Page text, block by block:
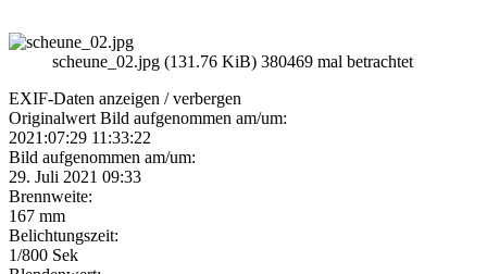
scheune_02.jpg (131.76 KiB) 380469 mal betrachtet
EXIF-Daten anzeigen / verbergen
Originalwert Bild aufgenommen am/um:
2021:07:29 11:33:22
Bild aufgenommen am/um:
29. Juli 2021 09:33
Brennweite:
167 mm
Belichtungszeit:
1/800 Sek